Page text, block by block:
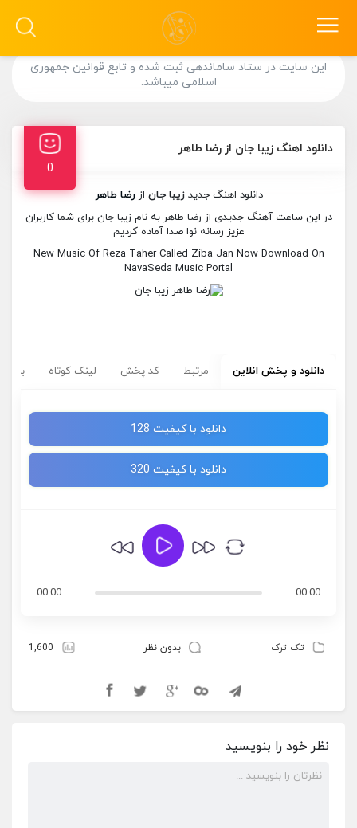
این سایت در ستاد ساماندهی ثبت شده و تابع قوانین جمهوری
اسلامی میباشد.
دانلود اهنگ زیبا جان از رضا طاهر
0
دانلود اهنگ جدید زیبا جان از رضا طاهر
در این ساعت آهنگ جدیدی از رضا طاهر به نام زیبا جان برای شما کاربران
عزیز رسانه نوا صدا آماده کردیم
New Music Of Reza Taher Called Ziba Jan Now Download On
NavaSeda Music Portal
دانلود و پخش انلاین مرتبط کد پخش لینک کوتاه
دانلود با کیفیت 128
دانلود با کیفیت 320
00:00
00:00
تک ترک بدون نظر 1,600
نظر خود را بنویسید